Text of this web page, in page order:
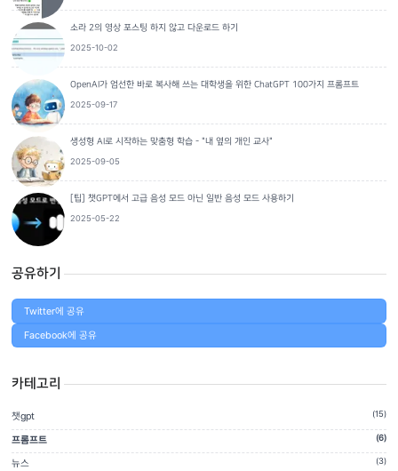
소라 2의 영상 포스팅 하지 않고 다운로드 하기
2025-10-02
OpenAI가 엄선한 바로 복사해 쓰는 대학생을 위한 ChatGPT 100가지 프롬프트
2025-09-17
생성형 AI로 시작하는 맞춤형 학습 - "내 옆의 개인 교사"
2025-09-05
[팁] 챗GPT에서 고급 음성 모드 아닌 일반 음성 모드 사용하기
2025-05-22
공유하기
Twitter에 공유
Facebook에 공유
카테고리
챗gpt (15)
프롬프트 (6)
뉴스 (3)